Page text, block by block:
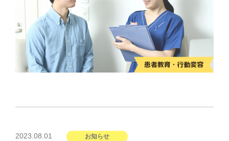
投
2023.08.01 お知らせ